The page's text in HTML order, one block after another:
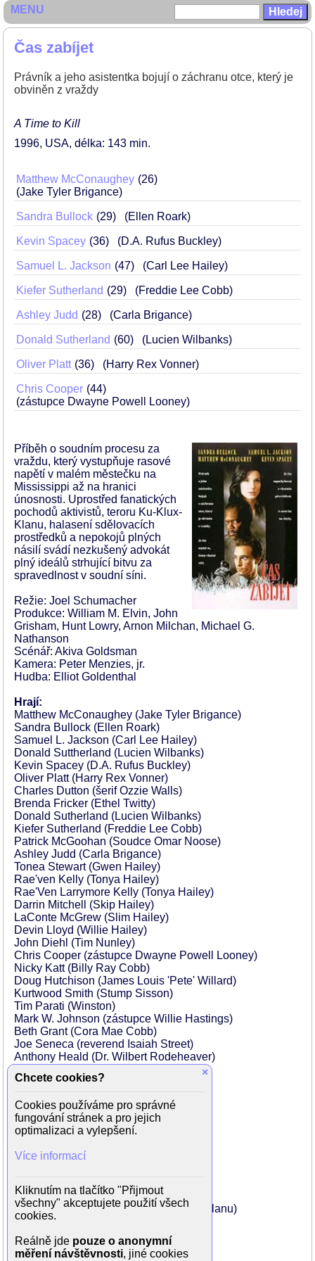
Čas zabíjet
Právník a jeho asistentka bojují o záchranu otce, který je
obviněn z vraždy
A Time to Kill
1996 USA délka: 143 min
Matthew McConaughey
26
(Jake Tyler Brigance)
Sandra Bullock 29 (Ellen Roark)
Kevin Spacey 36 (D.A. Rufus Buckley)
Samuel L. Jackson 47 (Carl Lee Hailey)
Kiefer Sutherland 29 (Freddie Lee Cobb)
Ashley Judd 28 (Carla Brigance)
Donald Sutherland 60 (Lucien Wilbanks)
Oliver Platt 36 (Harry Rex Vonner)
Chris Cooper 44
(zástupce Dwayne Powell Looney)
Příběh o soudním procesu za
vraždu, který vystupňuje rasové
napětí v malém městečku na
Mississippi až na hranici
únosnosti. Uprostřed fanatických
pochodů aktivistů, teroru Ku-Klux-
Klanu, halasení sdělovacích
prostředků a nepokojů plných
násilí svádí nezkušený advokát
plný ideálů strhující bitvu za
spravedlnost v soudní síni.
Režie: Joel Schumacher
Produkce: William M. Elvin, John
Grisham, Hunt Lowry, Arnon Milchan, Michael G.
Nathanson
Scénář: Akiva Goldsman
Kamera: Peter Menzies, jr.
Hudba: Elliot Goldenthal
Hrají:
Matthew McConaughey (Jake Tyler Brigance)
Sandra Bullock (Ellen Roark)
Samuel L. Jackson (Carl Lee Hailey)
Donald Suttherland (Lucien Wilbanks)
Kevin Spacey (D.A. Rufus Buckley)
Oliver Platt (Harry Rex Vonner)
Charles Dutton (šerif Ozzie Walls)
Brenda Fricker (Ethel Twitty)
Donald Sutherland (Lucien Wilbanks)
Kiefer Sutherland (Freddie Lee Cobb)
Patrick McGoohan (Soudce Omar Noose)
Ashley Judd (Carla Brigance)
Tonea Stewart (Gwen Hailey)
Rae'ven Kelly (Tonya Hailey)
Rae'Ven Larrymore Kelly (Tonya Hailey)
Darrin Mitchell (Skip Hailey)
LaConte McGrew (Slim Hailey)
Devin Lloyd (Willie Hailey)
John Diehl (Tim Nunley)
Chris Cooper (zástupce Dwayne Powell Looney)
Nicky Katt (Billy Ray Cobb)
Doug Hutchison (James Louis 'Pete' Willard)
Kurtwood Smith (Stump Sisson)
Tim Parati (Winston)
Mark W. Johnson (zástupce Willie Hastings)
Beth Grant (Cora Mae Cobb)
Joe Seneca (reverend Isaiah Street)
Anthony Heald (Dr. Wilbert Rodeheaver)
Alexandra Kyle (Hannah Brigance)
Andy Stahl (neochotný porotce)
Graham Timbes (porotce)
Jonathan Hadary (Norman Reinfield)
Byron Jennings (Brent Musgrove)
Danny Nelson (Bud Twitty)
Mike Pniewski (zástupce Tatum)
Elizabeth Omilami (rozzlobená žena z klanu)
Wayne Dehart (Claude)
Octavia Spencer (Roark's Nurse)
...
MENU
×
Chcete cookies?
Cookies používáme pro správné
fungování stránek a pro jejich
optimalizaci a vylepšení.
Více informací
Kliknutím na tlačítko "Přijmout
všechny" akceptujete použití všech
cookies.
Reálně jde pouze o anonymní
měření návštěvnosti, jiné cookies